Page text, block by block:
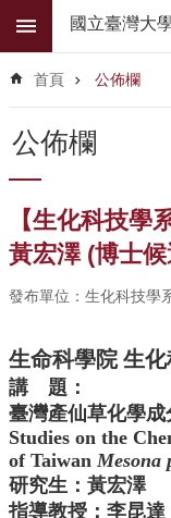
跳到主要內容區塊
階
尋
公
佈
欄
學
系
簡
系
所
師
資
高
中
生
國立臺灣大
首頁 公佈欄
公佈欄
【生化科技學
黃宏澤 (博士
發布單位：生化科技學
生命科學院 生
講 題：
臺灣產仙草化學
Studies on the
of Taiwan Mesona
研究生：黃宏澤
指導教授：李昆達